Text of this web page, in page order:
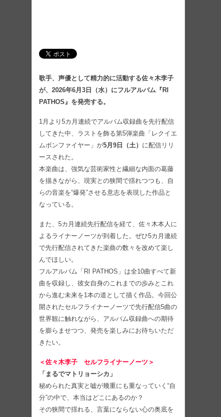
歌手、声優として精力的に活動する佐々木李子
が、2026年6月3日（水）にフルアルバム『RI
PATHOS』を発売する。
1月より5カ月連続でアルバム収録曲を先行配信
してきた中、ラストを飾る第5弾楽曲「レクイエ
ムボンファイヤー」が5月9日（土） に配信リリ
ースされた。
本楽曲は、強気な芸術家性と繊細な内面の葛藤
を描きながら、現実との狭間で揺れつつも、自
らの音楽を“爆発”させる意志を表現した作品と
なっている。
また、5カ月連続先行配信を経て、佐々木本人に
よるライナーノーツが到着した。ぜひ5カ月連続
で先行配信されてきた楽曲の数々を改めて楽し
んでほしい。
フルアルバム「RI PATHOS」は全10曲すべて新
曲を収録し、彼女自身のこれまでの歩みとこれ
から進む未来を1本の道として描く作品。今回公
開されたセルフライナーノーツで先行配信5曲の
世界観に触れながら、アルバム収録曲への期待
を膨らませつつ、発売を楽しみにお待ちいただ
きたい。
＜佐々木李子 セルフライナーノーツ＞
「まるでマトリョーシカ」
秘められた真実と嘘が幾重にも重なっていく“自
分”の中で、本当はどこにあるのか？
その狭間で揺れる、言葉にならない心の奥底を